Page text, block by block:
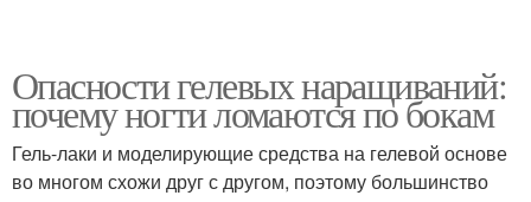
Опасности гелевых наращиваний:
почему ногти ломаются по бокам
Гель-лаки и моделирующие средства на гелевой основе
во многом схожи друг с другом, поэтому большинство